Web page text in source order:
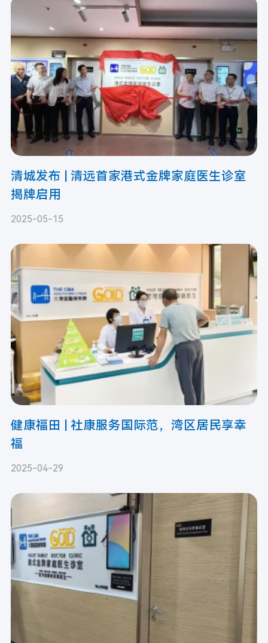
清城发布 | 清远首家港式金牌家庭医生诊室
揭牌启用
2025-05-15
健康福田 | 社康服务国际范，湾区居民享幸
福
2025-04-29